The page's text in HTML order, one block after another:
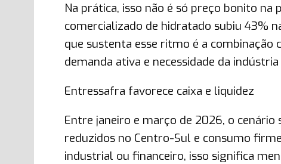
Na prática, isso não é só preço bonito
comercializado de hidratado subiu 43%
que sustenta esse ritmo é a combinação
demanda ativa e necessidade da
Entressafra favorece caixa e liquidez
Entre janeiro e março de 2026, o
reduzidos no Centro-Sul e consumo
industrial ou financeiro, isso significa